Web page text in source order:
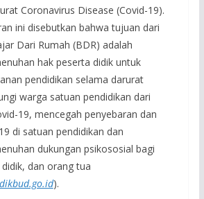
Coronavirus Disease (Covid-19).
ini disebutkan bahwa tujuan dari
Dari Rumah (BDR) adalah
hak peserta didik untuk
pendidikan selama darurat
warga satuan pendidikan dari
19, mencegah penyebaran dan
di satuan pendidikan dan
dukungan psikososial bagi
dan orang tua
).